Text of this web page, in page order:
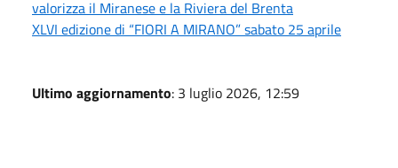
valorizza il Miranese e la Riviera del Brenta
XLVI edizione di “FIORI A MIRANO” sabato 25 aprile
Ultimo aggiornamento: 3 luglio 2026, 12:59